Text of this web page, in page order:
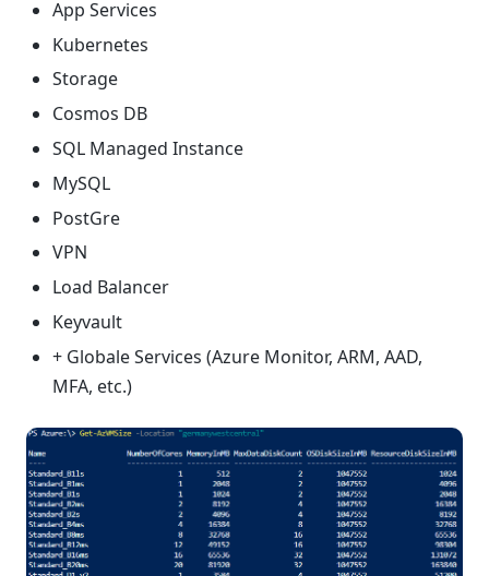
App Services
Kubernetes
Storage
Cosmos DB
SQL Managed Instance
MySQL
PostGre
VPN
Load Balancer
Keyvault
+ Globale Services (Azure Monitor, ARM, AAD,
MFA, etc.)